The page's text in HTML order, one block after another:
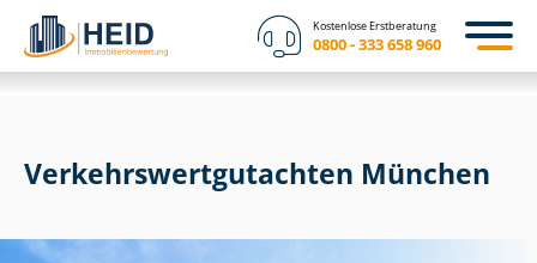
Kostenlose Erstberatung
0800 - 333 658 960
Ver­kehrs­wert­gut­ach­ten München